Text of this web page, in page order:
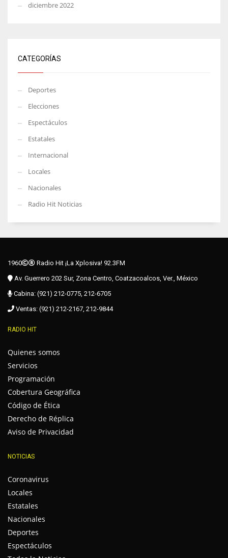
diciembre 2022
CATEGORÍAS
Deportes
Elecciones
Espectáculos
Estatales
Internacional
Locales
Nacionales
Radio Hit Noticias
1960
Radio Hit ¡La Xplosiva! 92.3FM
Av. Guerrero 202 Sur, Zona Centro, Coatzacoalcos, Ver., México
Cabina: (921) 212-0775, 212-6705
Ventas: (921) 212-2167, 212-9844
RADIO HIT
Quienes somos
Servicios
Programación
Cobertura Geográfica
Código de Ética
Derecho de Réplica
Aviso de Privacidad
NOTICIAS
Coronavirus
Locales
Estatales
Nacionales
Deportes
Espectáculos